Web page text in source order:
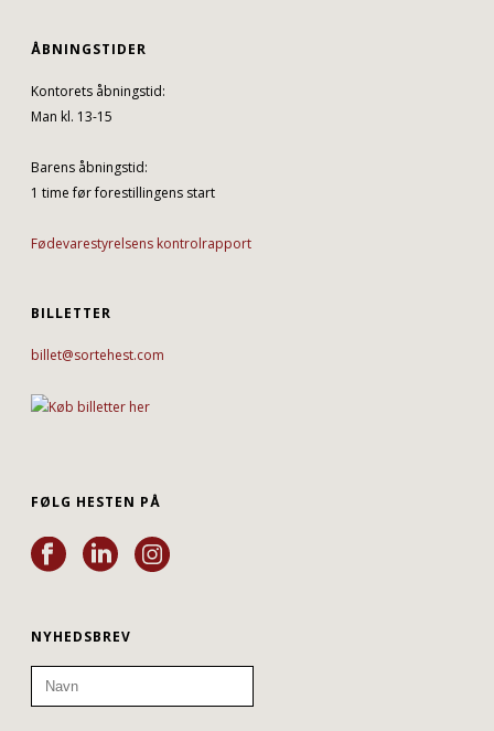
ÅBNINGSTIDER
Kontorets åbningstid:
Man kl. 13-15
Barens åbningstid:
1 time før forestillingens start
Fødevarestyrelsens kontrolrapport
BILLETTER
billet@sortehest.com
FØLG HESTEN PÅ
NYHEDSBREV